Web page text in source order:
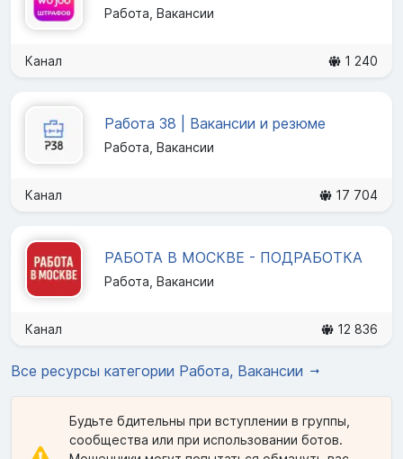
Работа, Вакансии
Канал 1 240
Работа 38 | Вакансии и резюме
Работа, Вакансии
Канал 17 704
РАБОТА В МОСКВЕ - ПОДРАБОТКА
Работа, Вакансии
Канал 12 836
Все ресурсы категории Работа, Вакансии
Будьте бдительны при вступлении в группы,
сообщества или при использовании ботов.